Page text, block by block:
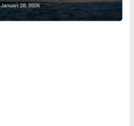
Januari 28, 2026